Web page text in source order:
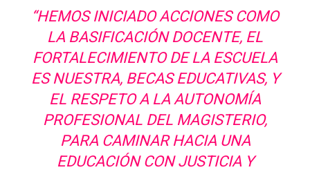
“HEMOS INICIADO ACCIONES COMO
LA BASIFICACIÓN DOCENTE, EL
FORTALECIMIENTO DE LA ESCUELA
ES NUESTRA, BECAS EDUCATIVAS, Y
EL RESPETO A LA AUTONOMÍA
PROFESIONAL DEL MAGISTERIO,
PARA CAMINAR HACIA UNA
EDUCACIÓN CON JUSTICIA Y